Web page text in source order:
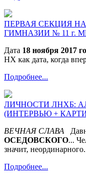
ПЕРВАЯ СЕКЦИЯ
ГИМНАЗИИ № 11 г.
Дата 18 ноября 2017
НХ как дата, когда
Подробнее...
ЛИЧНОСТИ ЛНХБ:
(ИНТЕРВЬЮ +
ВЕЧНАЯ СЛАВА
ОСЕДОВСКОГО...
значит,
Подробнее...